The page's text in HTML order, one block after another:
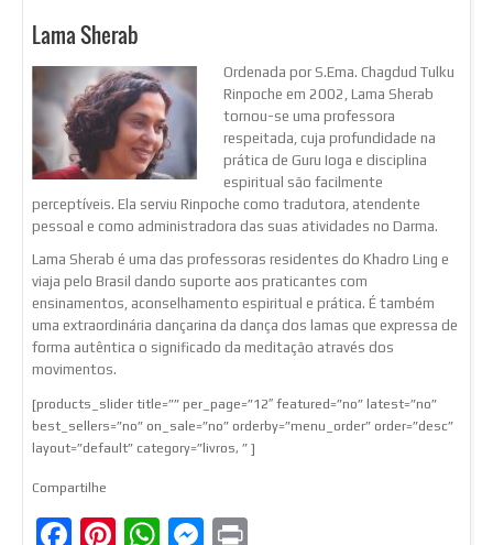
Lama Sherab
Ordenada por S.Ema. Chagdud Tulku
Rinpoche em 2002, Lama Sherab
tornou-se uma professora
respeitada, cuja profundidade na
prática de Guru Ioga e disciplina
espiritual são facilmente
perceptíveis. Ela serviu Rinpoche como tradutora, atendente
pessoal e como administradora das suas atividades no Darma.
Lama Sherab é uma das professoras residentes do Khadro Ling e
viaja pelo Brasil dando suporte aos praticantes com
ensinamentos, aconselhamento espiritual e prática. É também
uma extraordinária dançarina da dança dos lamas que expressa de
forma autêntica o significado da meditação através dos
movimentos.
[products_slider title=”” per_page=”12″ featured=”no” latest=”no”
best_sellers=”no” on_sale=”no” orderby=”menu_order” order=”desc”
layout=”default” category=”livros, ” ]
Compartilhe
Facebook
Pinterest
WhatsApp
Messenger